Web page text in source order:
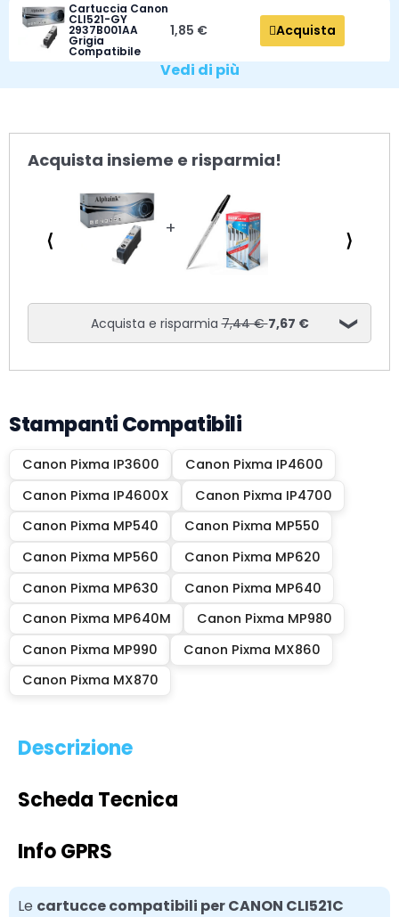
Cartuccia Canon
CLI521-GY
2937B001AA
Grigia
Compatibile
1,85 € Acquista
Vedi di più
Acquista insieme e risparmia!
⟨ ⟩
Acquista e risparmia7,44 €7,67 €
Stampanti Compatibili
Canon Pixma IP3600
Canon Pixma IP4600
Canon Pixma IP4600X
Canon Pixma IP4700
Canon Pixma MP540
Canon Pixma MP550
Canon Pixma MP560
Canon Pixma MP620
Canon Pixma MP630
Canon Pixma MP640
Canon Pixma MP640M
Canon Pixma MP980
Canon Pixma MP990
Canon Pixma MX860
Canon Pixma MX870
Descrizione
Scheda Tecnica
Info GPRS
Le cartucce compatibili per CANON CLI521C